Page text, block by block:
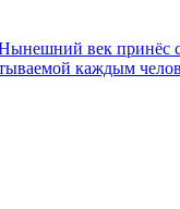
век принёс
каждым